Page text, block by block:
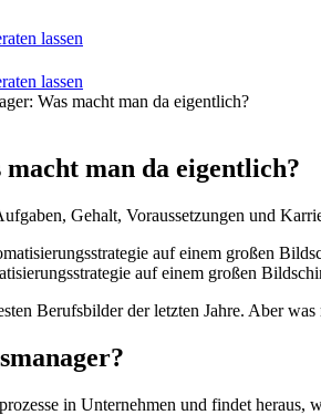
lassen
lassen
Was macht man da eigentlich?
man da eigentlich?
Gehalt, Voraussetzungen und
auf einem großen
Berufsbilder der letzten Jahre. Aber
in Unternehmen und findet